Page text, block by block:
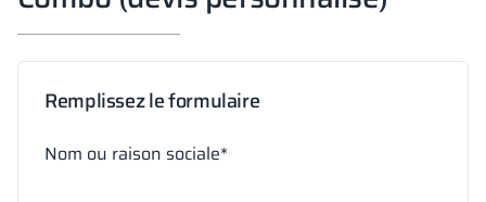
Remplissez le formulaire
Nom ou raison sociale*